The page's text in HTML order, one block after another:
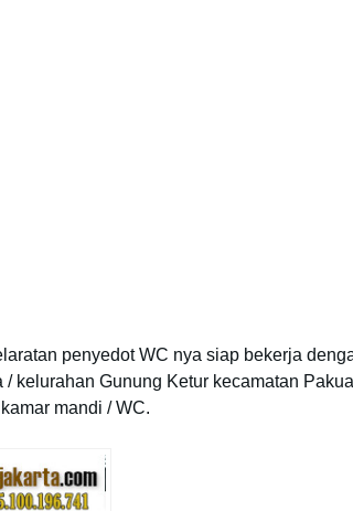
penyedot WC nya siap bekerja
kelurahan Gunung Ketur kecamatan
mandi / WC.